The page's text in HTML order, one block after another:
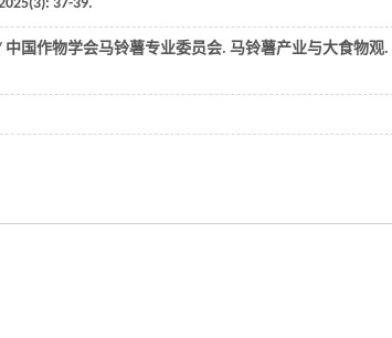
(3): 37-39.
中国作物学会马铃薯专业委员会. 马铃薯产业与大食物观.